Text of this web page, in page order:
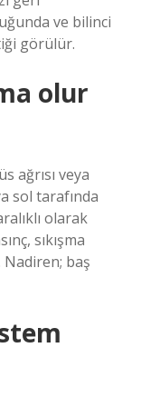
ve bilinci
görülür.
olur
ağrısı veya
sol tarafında
olarak
sıkışma
baş